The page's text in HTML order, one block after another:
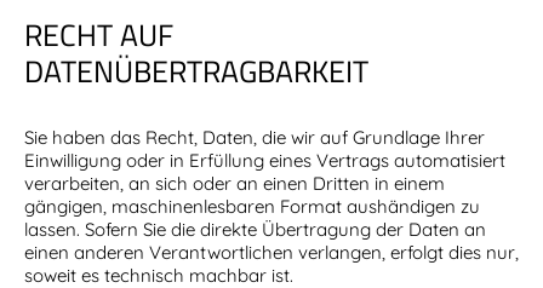
RECHT AUF
DATENÜBERTRAGBARKEIT
Sie haben das Recht, Daten, die wir auf Grundlage Ihrer
Einwilligung oder in Erfüllung eines Vertrags automatisiert
verarbeiten, an sich oder an einen Dritten in einem
gängigen, maschinenlesbaren Format aushändigen zu
lassen. Sofern Sie die direkte Übertragung der Daten an
einen anderen Verantwortlichen verlangen, erfolgt dies nur,
soweit es technisch machbar ist.